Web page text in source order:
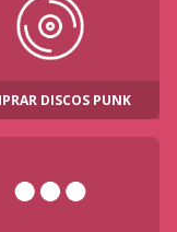
DISCOS PUNK